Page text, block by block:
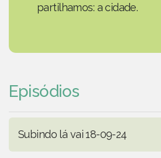
partilhamos: a cidade.
Episódios
Subindo lá vai 18-09-24